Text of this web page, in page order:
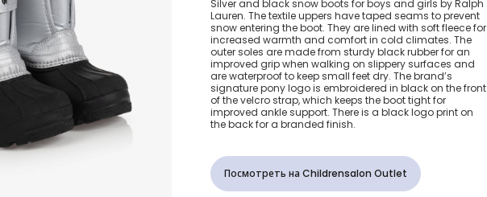
боты
Silver and black snow boots for boys and girls by Ralph
Lauren. The textile uppers have taped seams to prevent
snow entering the boot. They are lined with soft fleece for
increased warmth and comfort in cold climates. The
outer soles are made from sturdy black rubber for an
improved grip when walking on slippery surfaces and
are waterproof to keep small feet dry. The brand’s
signature pony logo is embroidered in black on the front
of the velcro strap, which keeps the boot tight for
improved ankle support. There is a black logo print on
the back for a branded finish.
Посмотреть на Childrensalon Outlet